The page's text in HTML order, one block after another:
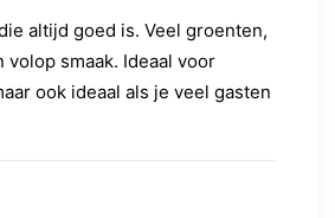
altijd goed is. Veel groenten,
volop smaak. Ideaal voor
ook ideaal als je veel gasten